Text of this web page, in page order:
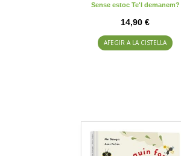
Sense estoc Te'l demanem?
14,90 €
AFEGIR A LA CISTELLA